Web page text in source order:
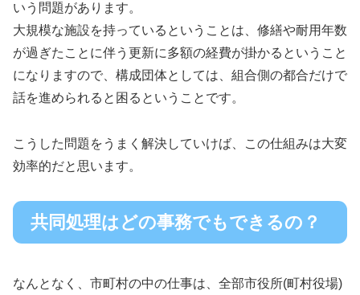
いう問題があります。
大規模な施設を持っているということは、修繕や耐用年数
が過ぎたことに伴う更新に多額の経費が掛かるということ
になりますので、構成団体としては、組合側の都合だけで
話を進められると困るということです。
こうした問題をうまく解決していけば、この仕組みは大変
効率的だと思います。
共同処理はどの事務でもできるの？
なんとなく、市町村の中の仕事は、全部市役所(町村役場)